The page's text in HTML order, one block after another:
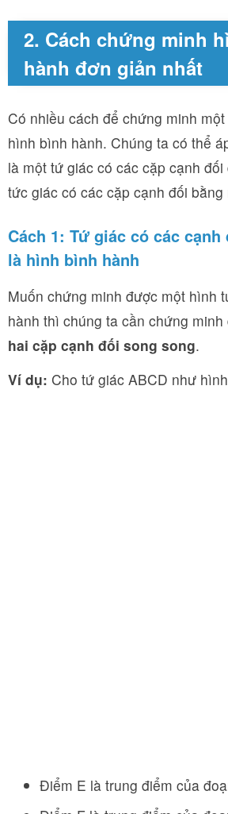
2. Cách chứng minh
hành đơn giản nhất
Có nhiều cách để chứng minh
hình bình hành. Chúng ta có thể
là một tứ giác có các cặp cạnh
tức giác có các cặp cạnh đối bằng
Cách 1: Tứ giác có các
là hình bình hành
Muốn chứng minh được một hình
hành thì chúng ta cần chứng
hai cặp cạnh đối song song.
Ví dụ: Cho tứ giác ABCD như
Điểm E là trung điểm của